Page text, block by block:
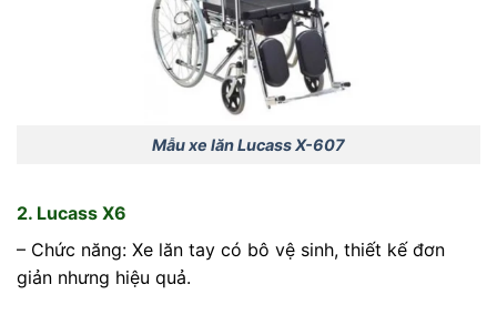
Mẫu xe lăn Lucass X-607
2. Lucass X6
– Chức năng: Xe lăn tay có bô vệ sinh, thiết kế đơn
giản nhưng hiệu quả.